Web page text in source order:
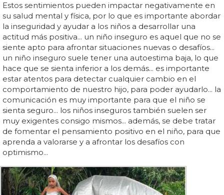
Estos sentimientos pueden impactar negativamente en
su salud mental y física, por lo que es importante abordar
la inseguridad y ayudar a los niños a desarrollar una
actitud más positiva... un niño inseguro es aquel que no se
siente apto para afrontar situaciones nuevas o desafíos...
un niño inseguro suele tener una autoestima baja, lo que
hace que se sienta inferior a los demás... es importante
estar atentos para detectar cualquier cambio en el
comportamiento de nuestro hijo, para poder ayudarlo... la
comunicación es muy importante para que el niño se
sienta seguro... los niños inseguros también suelen ser
muy exigentes consigo mismos... además, se debe tratar
de fomentar el pensamiento positivo en el niño, para que
aprenda a valorarse y a afrontar los desafíos con
optimismo...